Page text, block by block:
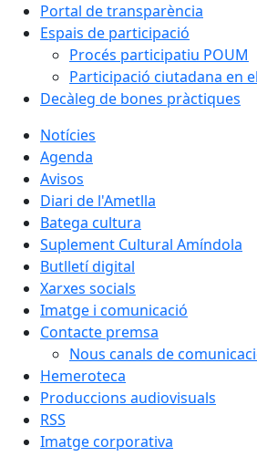
Portal de transparència
Espais de participació
Procés participatiu POUM
Participació ciutadana en
Decàleg de bones pràctiques
Notícies
Agenda
Avisos
Diari de l'Ametlla
Batega cultura
Suplement Cultural Amíndola
Butlletí digital
Xarxes socials
Imatge i comunicació
Contacte premsa
Nous canals de
Hemeroteca
Produccions audiovisuals
RSS
Imatge corporativa